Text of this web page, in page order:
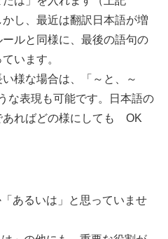
かし、最近は翻訳日本語が増
ルと同様に、最後の語句の
います。
様な場合は、「～と、～
な表現も可能です。日本語の
あればどの様にしても OK
あるいは」と思っていませ